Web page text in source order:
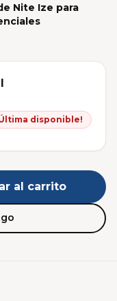
Nite Ize para
disponible!
al carrito